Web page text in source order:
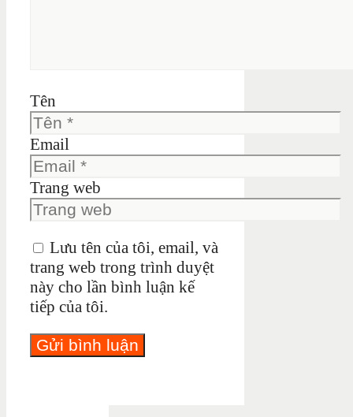
Tên
Email
Trang web
Lưu tên của tôi, email, và
trang web trong trình duyệt
này cho lần bình luận kế
tiếp của tôi.